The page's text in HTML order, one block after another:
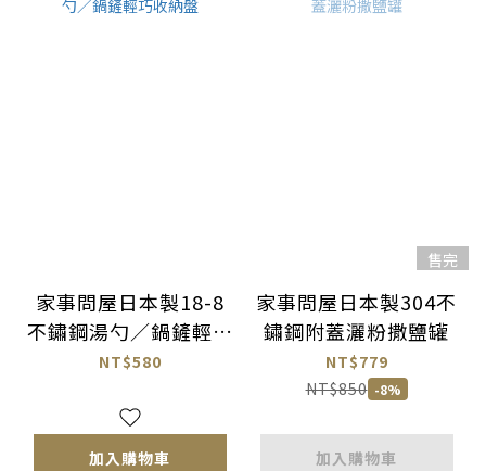
家事問屋日本製18-8
不鏽鋼湯勺／鍋鏟輕巧
收納盤
NT$580
加入購物車
售完
家事問屋日本製304不
鏽鋼附蓋灑粉撒鹽罐
NT$779
NT$850 -8%
加入購物車